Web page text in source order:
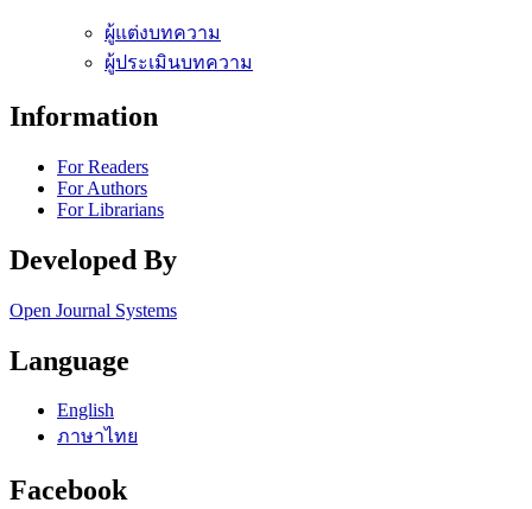
ผู้แต่งบทความ
ผู้ประเมินบทความ
Information
For Readers
For Authors
For Librarians
Developed By
Open Journal Systems
Language
English
ภาษาไทย
Facebook